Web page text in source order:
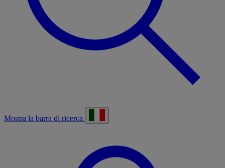
Mostra la barra di ricerca